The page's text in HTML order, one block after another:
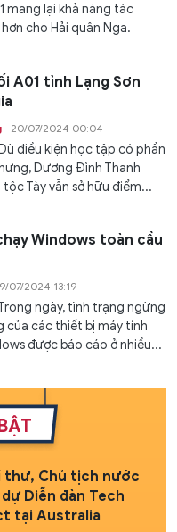
mang lại khả năng tác
cho Hải quân Nga.
A01 tỉnh Lạng Sơn
20/07/2024 00:04
điều kiện học tập có phần
Dương Đình Thanh
Tày vẫn sở hữu điểm...
Windows toàn cầu
07/2024 13:19
ngày, tình trạng ngừng
của các thiết bị máy tính
được báo cáo ở nhiều...
thư, Chủ tịch nước
Diễn đàn Tech
tại Australia